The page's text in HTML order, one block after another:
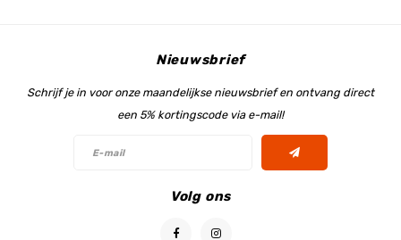
Nieuwsbrief
Schrijf je in voor onze maandelijkse nieuwsbrief en ontvang direct
een 5% kortingscode via e-mail!
Volg ons